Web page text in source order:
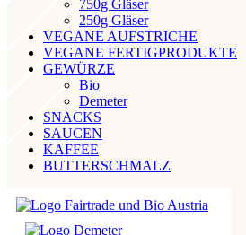
750g Gläser
250g Gläser
VEGANE AUFSTRICHE
VEGANE FERTIGPRODUKTE
GEWÜRZE
Bio
Demeter
SNACKS
SAUCEN
KAFFEE
BUTTERSCHMALZ